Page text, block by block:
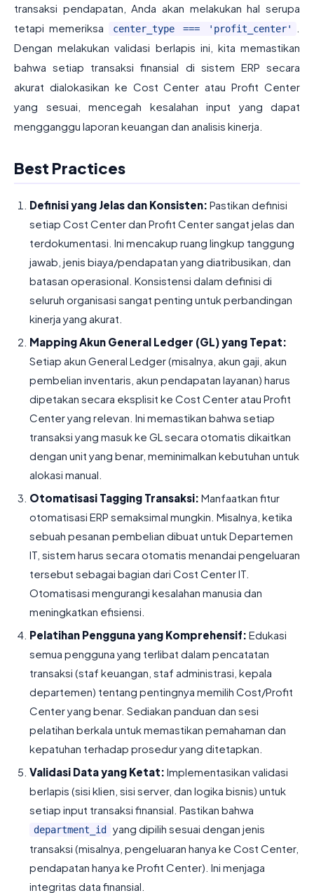
transaksi pendapatan, Anda akan melakukan hal serupa
tetapi memeriksa
center_type === 'profit_center'
Dengan melakukan validasi berlapis ini, kita memastikan
bahwa setiap transaksi finansial di sistem ERP secara
akurat dialokasikan ke Cost Center atau Profit Center
yang sesuai, mencegah kesalahan input yang dapat
mengganggu laporan keuangan dan analisis kinerja.
Best Practices
Definisi yang Jelas dan Konsisten: Pastikan definisi
setiap Cost Center dan Profit Center sangat jelas dan
terdokumentasi. Ini mencakup ruang lingkup tanggung
jawab, jenis biaya/pendapatan yang diatribusikan, dan
batasan operasional. Konsistensi dalam definisi di
seluruh organisasi sangat penting untuk perbandingan
kinerja yang akurat.
Mapping Akun General Ledger (GL) yang Tepat:
Setiap akun General Ledger (misalnya, akun gaji, akun
pembelian inventaris, akun pendapatan layanan) harus
dipetakan secara eksplisit ke Cost Center atau Profit
Center yang relevan. Ini memastikan bahwa setiap
transaksi yang masuk ke GL secara otomatis dikaitkan
dengan unit yang benar, meminimalkan kebutuhan untuk
alokasi manual.
Otomatisasi Tagging Transaksi: Manfaatkan fitur
otomatisasi ERP semaksimal mungkin. Misalnya, ketika
sebuah pesanan pembelian dibuat untuk Departemen
IT, sistem harus secara otomatis menandai pengeluaran
tersebut sebagai bagian dari Cost Center IT.
Otomatisasi mengurangi kesalahan manusia dan
meningkatkan efisiensi.
Pelatihan Pengguna yang Komprehensif: Edukasi
semua pengguna yang terlibat dalam pencatatan
transaksi (staf keuangan, staf administrasi, kepala
departemen) tentang pentingnya memilih Cost/Profit
Center yang benar. Sediakan panduan dan sesi
pelatihan berkala untuk memastikan pemahaman dan
kepatuhan terhadap prosedur yang ditetapkan.
Validasi Data yang Ketat: Implementasikan validasi
berlapis (sisi klien, sisi server, dan logika bisnis) untuk
setiap input transaksi finansial. Pastikan bahwa
department_id
yang dipilih sesuai dengan jenis
transaksi (misalnya, pengeluaran hanya ke Cost Center,
pendapatan hanya ke Profit Center). Ini menjaga
integritas data finansial.